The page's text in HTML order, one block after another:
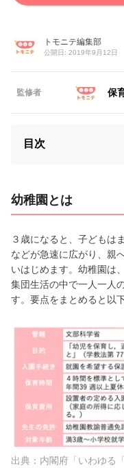
トモニテ編集部
公開日: 2019年9月12日
監修者 保
目次
幼稚園とは
３歳になると、子どもは
などが急速に広がり、親
いはじめます。幼稚園は
集団生活の中で一人一人
す。要点をまとめると以
出典：内閣府「いわゆる